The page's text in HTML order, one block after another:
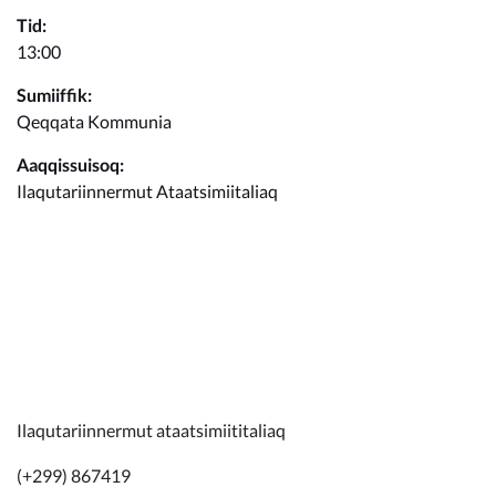
Tid:
13:00
Sumiiffik:
Qeqqata Kommunia
Aaqqissuisoq:
Ilaqutariinnermut Ataatsimiitaliaq
Ilaqutariinnermut ataatsimiititaliaq
(+299) 867419